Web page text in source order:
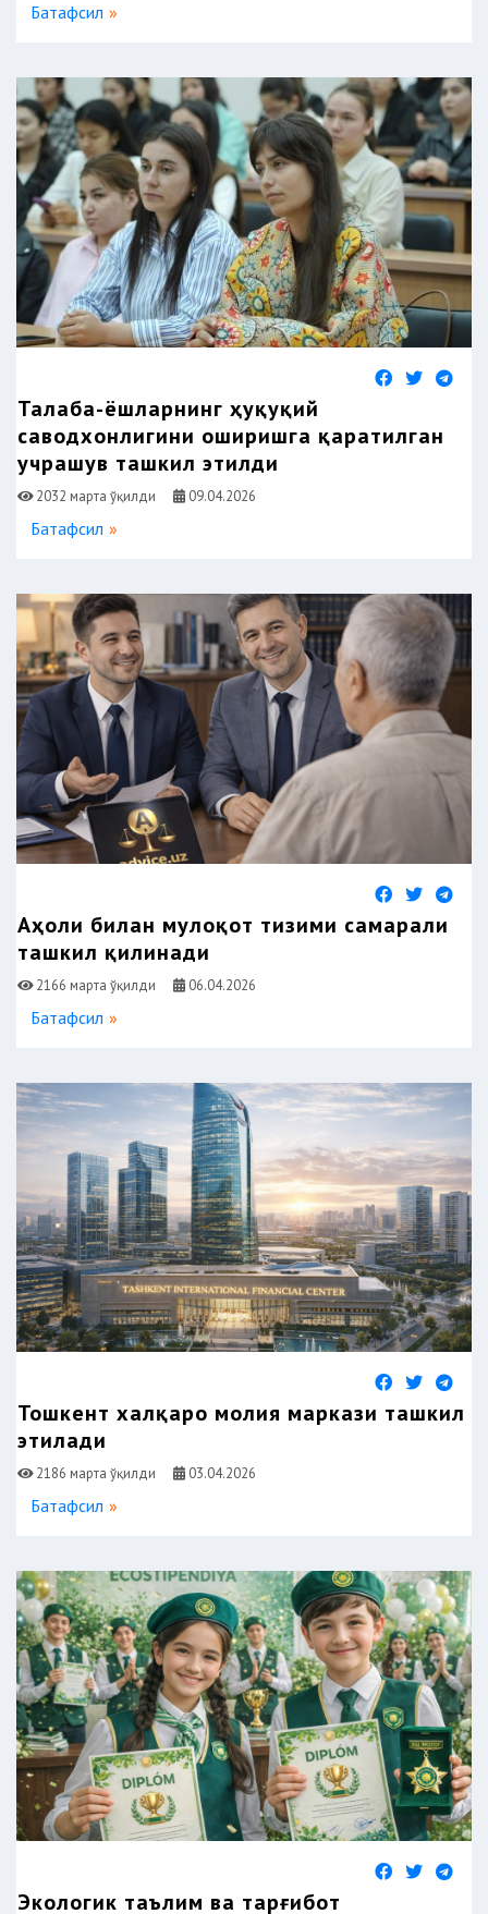
Батафсил
Талаба-ёшларнинг ҳуқуқий
саводхонлигини оширишга қаратилган
учрашув ташкил этилди
2032 марта ўқилди 09.04.2026
Батафсил
Аҳоли билан мулоқот тизими самарали
ташкил қилинади
2166 марта ўқилди 06.04.2026
Батафсил
Тошкент халқаро молия маркази ташкил
этилади
2186 марта ўқилди 03.04.2026
Батафсил
Экологик таълим ва тарғибот